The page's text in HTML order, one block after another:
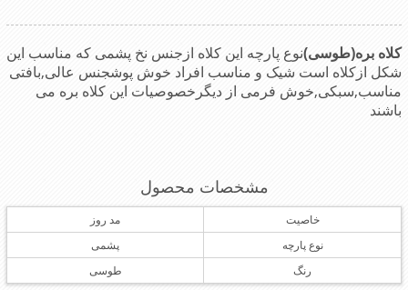
کلاه بره(طوسی)نوع پارچه این کلاه ازجنس نخ پشمی که مناسب این
شکل ازکلاه است شیک و مناسب افراد خوش پوشجنس عالی,بافتی
مناسب,سبکی,خوش فرمی از دیگرخصوصیات این کلاه بره می
باشند
مشخصات محصول
خاصیت
مد روز
نوع پارچه
پشمی
رنگ
طوسی